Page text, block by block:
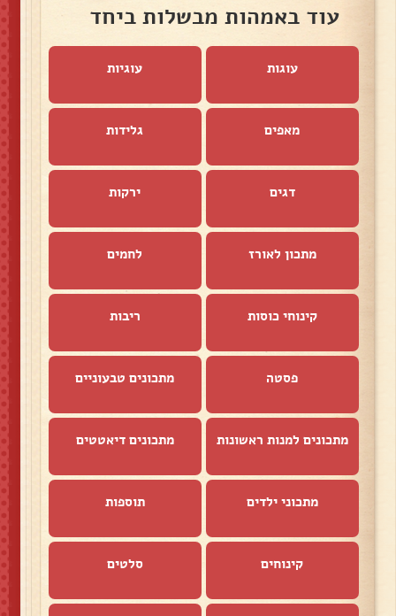
עוד באמהות מבשלות ביחד
עוגות עוגיות
מאפים גלידות
דגים ירקות
מתכון לאורז לחמים
קינוחי כוסות ריבות
פסטה מתכונים טבעוניים
מתכונים למנות ראשונות מתכונים דיאטטים
מתכוני ילדים תוספות
קינוחים סלטים